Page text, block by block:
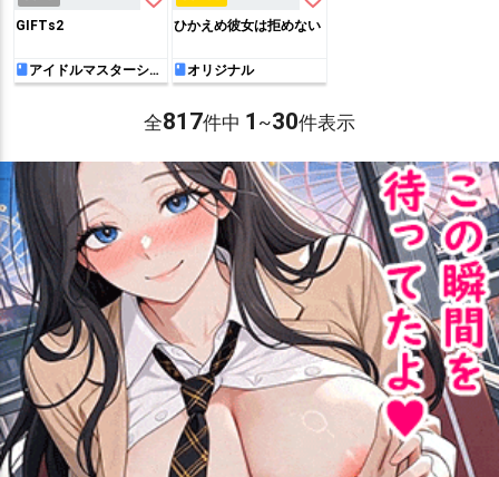
GIFTs2
アイドルマスターシン
デレラガールズ
ひかえめ彼女は拒めない
オリジナル
全817件中 1 ~30件表示